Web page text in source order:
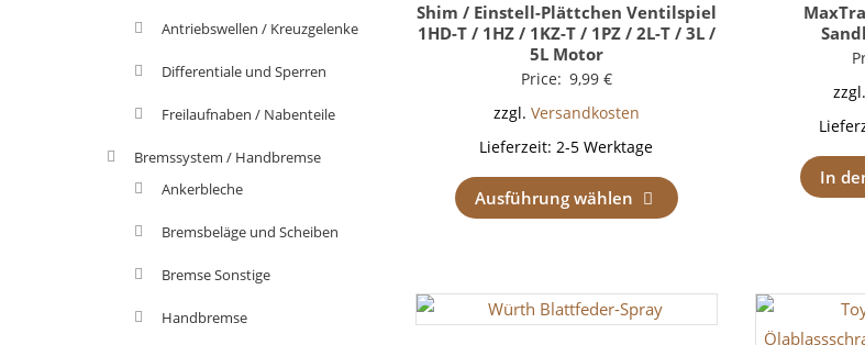
Shim / Einstell-Plättchen Ventilspiel
1HD-T / 1HZ / 1KZ-T / 1PZ / 2L-T / 3L /
5L Motor
Price: 9,99 €
zzgl. Versandkosten
Lieferzeit:2-5 Werktage
Ausführung wählen
zzgl.
In
Antriebswellen / Kreuzgelenke
Differentiale und Sperren
Freilaufnaben / Nabenteile
Bremssystem / Handbremse
Ankerbleche
Bremsbeläge und Scheiben
Bremse Sonstige
Handbremse